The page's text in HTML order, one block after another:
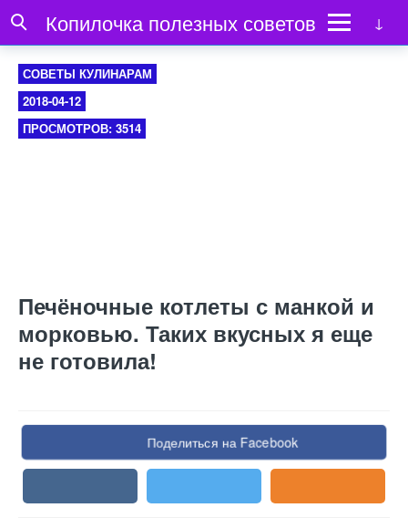
Копилочка полезных советов
СОВЕТЫ КУЛИНАРАМ
2018-04-12
ПРОСМОТРОВ: 3514
Печёночные котлеты с манкой и
морковью. Таких вкусных я еще
не готовила!
Поделиться на Facebook